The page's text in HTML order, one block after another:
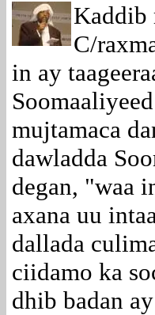
Kaddib
C/
in ay
mujtamaca
dawladda
degan, "waa
axana uu
dallada
ciidamo ka
dhib badan